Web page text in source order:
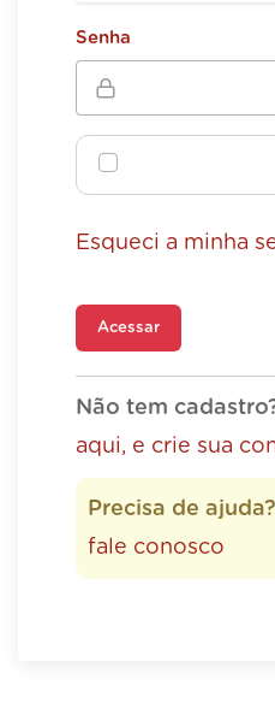
Senha
Esqueci a minha
Acessar
Não tem
aqui, e crie sua
Precisa de ajuda?
fale conosco